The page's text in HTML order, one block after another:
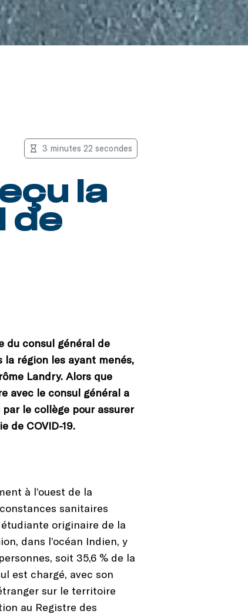
3 minutes 22 secondes
la
de
du consul général de
la région les ayant menés,
Landry. Alors que
avec le consul général a
le collège pour assurer
de COVID-19.
à l’ouest de la
sanitaires
originaire de la
dans l’océan Indien, y
soit 35,6 % de la
est chargé, avec son
sur le territoire
au Registre des